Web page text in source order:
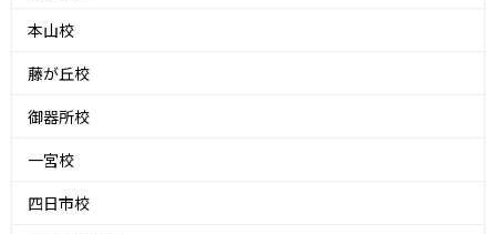
本山校
藤が丘校
御器所校
一宮校
四日市校